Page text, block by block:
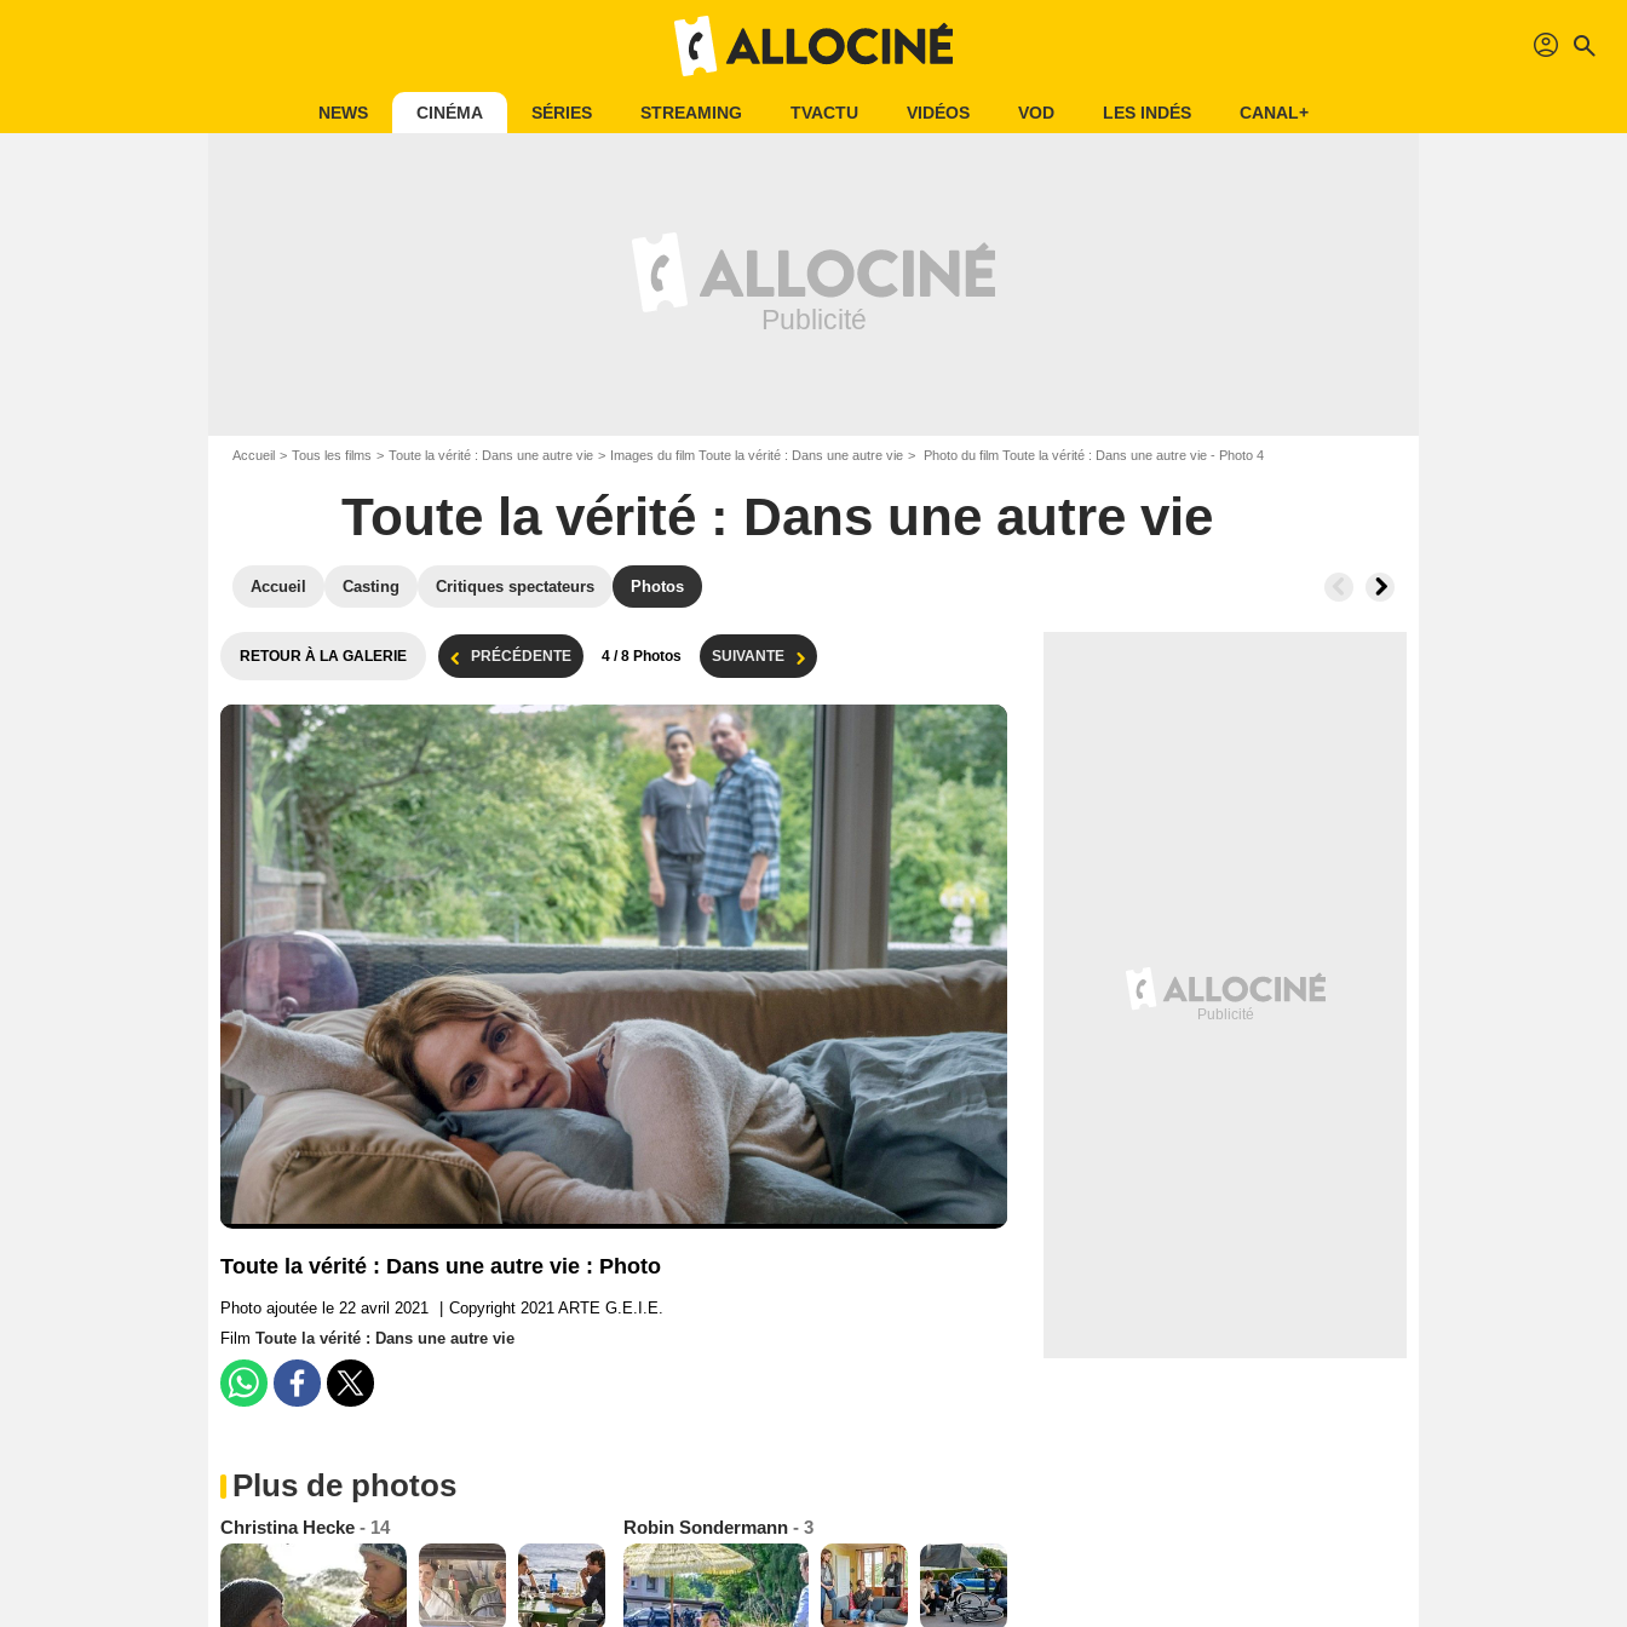
profil search
NEWS CINÉMA SÉRIES STREAMING TVACTU VIDÉOS VOD LES INDÉS CANAL+
Accueil Tous les films Toute la vérité : Dans une autre vie Images du film Toute la vérité : Dans une autre vie Photo du film Toute la vérité : Dans une autre vie - Photo 4
Toute la vérité : Dans une autre vie
Accueil Casting Critiques spectateurs Photos
RETOUR À LA GALERIE PRÉCÉDENTE 4 / 8 Photos SUIVANTE
Toute la vérité : Dans une autre vie : Photo
Photo ajoutée le 22 avril 2021
Copyright 2021 ARTE G.E.I.E.
Film Toute la vérité : Dans une autre vie
Plus de photos
Christina Hecke - 14 Robin Sondermann - 3